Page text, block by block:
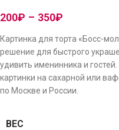
200₽ – 350₽
Картинка для торта «Босс-
решение для быстрого
удивить именинника и
картинки на сахарной или
по Москве и России.
ВЕС